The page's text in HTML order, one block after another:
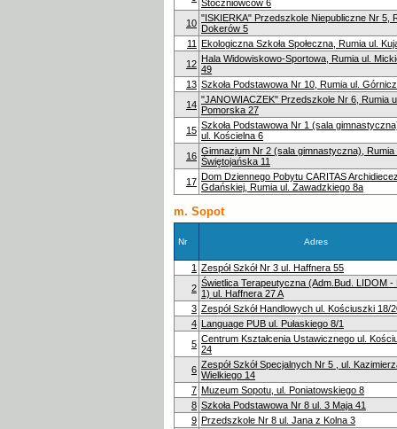
Stoczniowców 6
10 "ISKIERKA" Przedszkole Niepubliczne Nr 5,
Dokerów 5
11 Ekologiczna Szkoła Społeczna, Rumia ul.
12 Hala Widowiskowo-Sportowa, Rumia ul.
49
13 Szkoła Podstawowa Nr 10, Rumia ul.
14 "JANOWIACZEK" Przedszkole Nr 6, Rumia
Pomorska 27
15 Szkoła Podstawowa Nr 1 (sala
ul. Kościelna 6
16 Gimnazjum Nr 2 (sala gimnastyczna), Rumia
Świętojańska 11
17 Dom Dziennego Pobytu CARITAS
Gdańskiej, Rumia ul. Zawadzkiego 8a
m. Sopot
Nr Adres
1
Zespół Szkół Nr 3 ul. Haffnera 55
2 Świetlica Terapeutyczna (Adm.Bud. LIDOM -
1) ul. Haffnera 27 A
3 Zespół Szkół Handlowych ul. Kościuszki 18/
4
Language PUB ul. Pułaskiego 8/1
5 Centrum Kształcenia Ustawicznego ul.
24
6 Zespół Szkół Specjalnych Nr 5 , ul.
Wielkiego 14
7 Muzeum Sopotu, ul. Poniatowskiego 8
8 Szkoła Podstawowa Nr 8 ul. 3 Maja 41
9 Przedszkole Nr 8 ul. Jana z Kolna 3